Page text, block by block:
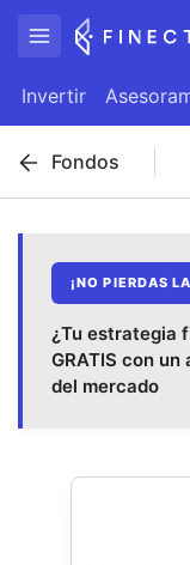
Invertir
Fondos
¡NO PIERDAS
¿Tu estrategia
GRATIS con
del mercado